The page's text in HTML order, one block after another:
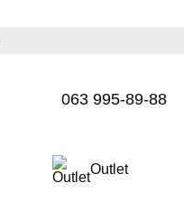
063 995-89-88
Outlet